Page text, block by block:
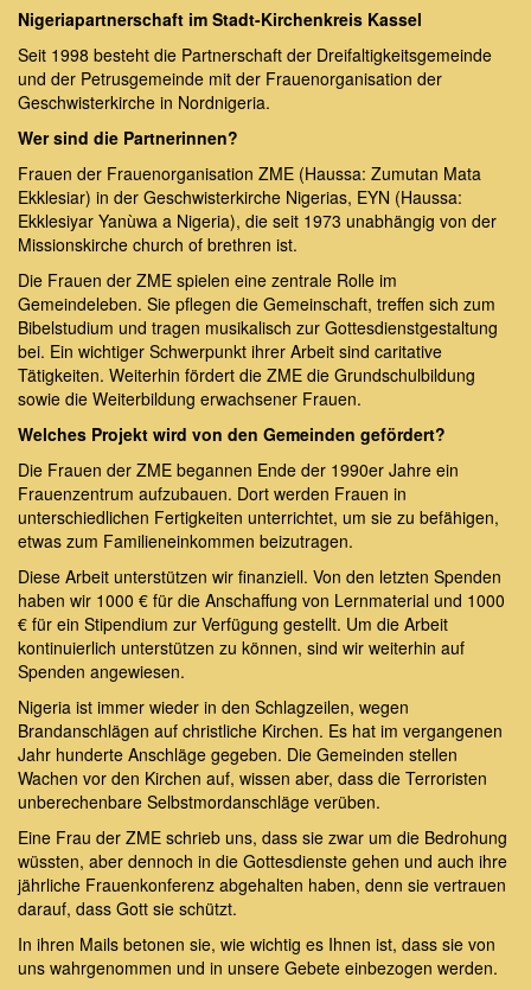
Nigeriapartnerschaft im Stadt-Kirchenkreis Kassel
Seit 1998 besteht die Partnerschaft der Dreifaltigkeitsgemeinde
und der Petrusgemeinde mit der Frauenorganisation der
Geschwisterkirche in Nordnigeria.
Wer sind die Partnerinnen?
Frauen der Frauenorganisation ZME (Haussa: Zumutan Mata
Ekklesiar) in der Geschwisterkirche Nigerias, EYN (Haussa:
Ekklesiyar Yanùwa a Nigeria), die seit 1973 unabhängig von der
Missionskirche church of brethren ist.
Die Frauen der ZME spielen eine zentrale Rolle im
Gemeindeleben. Sie pflegen die Gemeinschaft, treffen sich zum
Bibelstudium und tragen musikalisch zur Gottesdienstgestaltung
bei. Ein wichtiger Schwerpunkt ihrer Arbeit sind caritative
Tätigkeiten. Weiterhin fördert die ZME die Grundschulbildung
sowie die Weiterbildung erwachsener Frauen.
Welches Projekt wird von den Gemeinden gefördert?
Die Frauen der ZME begannen Ende der 1990er Jahre ein
Frauenzentrum aufzubauen. Dort werden Frauen in
unterschiedlichen Fertigkeiten unterrichtet, um sie zu befähigen,
etwas zum Familieneinkommen beizutragen.
Diese Arbeit unterstützen wir finanziell. Von den letzten Spenden
haben wir 1000 € für die Anschaffung von Lernmaterial und 1000
€ für ein Stipendium zur Verfügung gestellt. Um die Arbeit
kontinuierlich unterstützen zu können, sind wir weiterhin auf
Spenden angewiesen.
Nigeria ist immer wieder in den Schlagzeilen, wegen
Brandanschlägen auf christliche Kirchen. Es hat im vergangenen
Jahr hunderte Anschläge gegeben. Die Gemeinden stellen
Wachen vor den Kirchen auf, wissen aber, dass die Terroristen
unberechenbare Selbstmordanschläge verüben.
Eine Frau der ZME schrieb uns, dass sie zwar um die Bedrohung
wüssten, aber dennoch in die Gottesdienste gehen und auch ihre
jährliche Frauenkonferenz abgehalten haben, denn sie vertrauen
darauf, dass Gott sie schützt.
In ihren Mails betonen sie, wie wichtig es Ihnen ist, dass sie von
uns wahrgenommen und in unsere Gebete einbezogen werden.